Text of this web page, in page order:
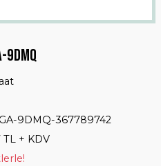
9DMQ-367789742
TL + KDV